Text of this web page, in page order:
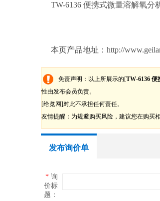
TW-6136 便携式微量溶解氧分
本页产品地址：http://
免责声明：以上所展示的[TW-6136 便
性由发布会员负责。
[给览网]对此不承担任何责任。
友情提醒：为规避购买风险，建议您在购买
发布询价单